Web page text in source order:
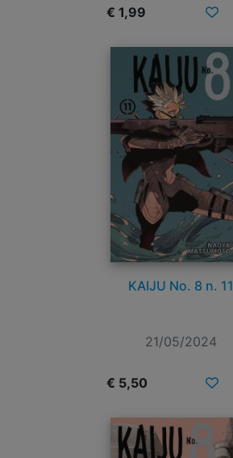
€ 1,99
KAIJU No. 8 n. 11
21/05/2024
€ 5,50